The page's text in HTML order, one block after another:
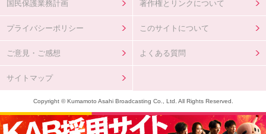
国民保護業務計画 著作権とリンクについて
プライバシーポリシー このサイトについて
ご意見・ご感想 よくある質問
サイトマップ
Copyright © Kumamoto Asahi Broadcasting Co., Ltd. All Rights Reserved.